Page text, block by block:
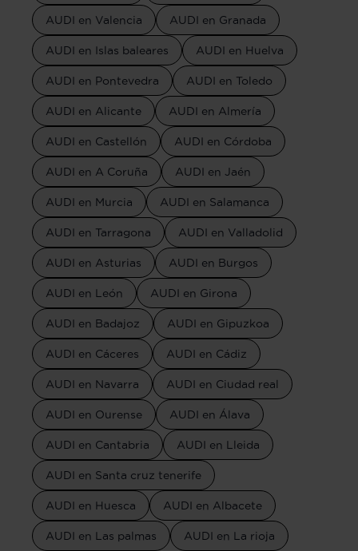
AUDI en Valencia AUDI en Granada
AUDI en Islas baleares AUDI en Huelva
AUDI en Pontevedra AUDI en Toledo
AUDI en Alicante AUDI en Almería
AUDI en Castellón AUDI en Córdoba
AUDI en A Coruña AUDI en Jaén
AUDI en Murcia AUDI en Salamanca
AUDI en Tarragona AUDI en Valladolid
AUDI en Asturias AUDI en Burgos
AUDI en León AUDI en Girona
AUDI en Badajoz AUDI en Gipuzkoa
AUDI en Cáceres AUDI en Cádiz
AUDI en Navarra AUDI en Ciudad real
AUDI en Ourense AUDI en Álava
AUDI en Cantabria AUDI en Lleida
AUDI en Santa cruz tenerife
AUDI en Huesca AUDI en Albacete
AUDI en Las palmas AUDI en La rioja